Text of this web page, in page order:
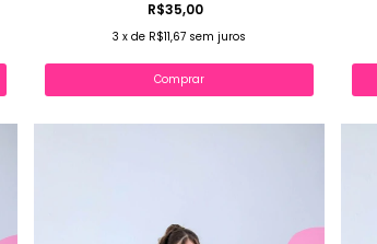
R$35,00
3 x de R$11,67 sem juros
Comprar